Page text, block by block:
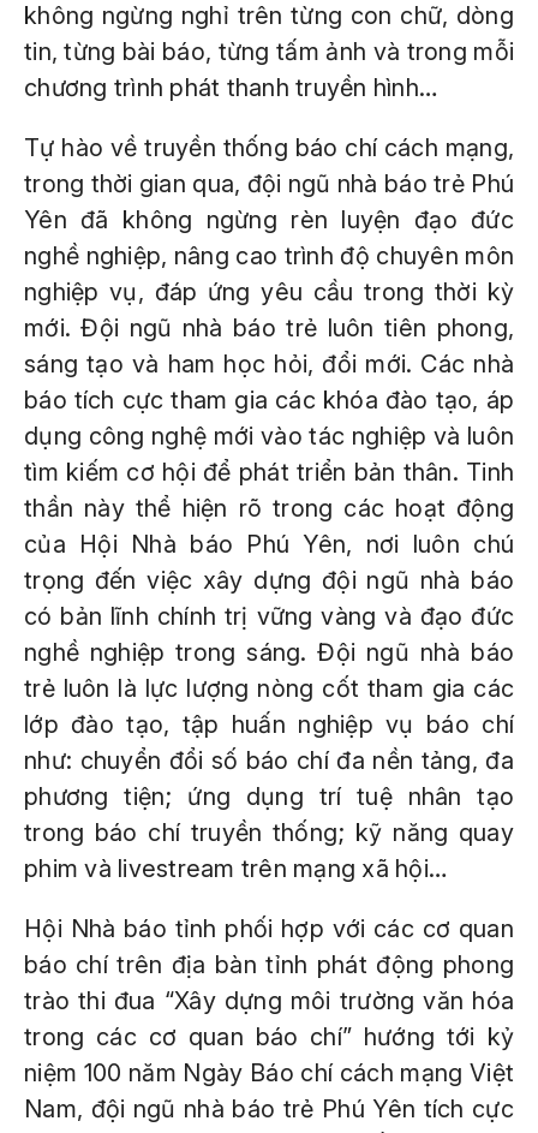
không ngừng nghỉ trên từng con chữ, dòng
tin, từng bài báo, từng tấm ảnh và trong mỗi
chương trình phát thanh truyền hình…
Tự hào về truyền thống báo chí cách mạng,
trong thời gian qua, đội ngũ nhà báo trẻ Phú
Yên đã không ngừng rèn luyện đạo đức
nghề nghiệp, nâng cao trình độ chuyên môn
nghiệp vụ, đáp ứng yêu cầu trong thời kỳ
mới. Đội ngũ nhà báo trẻ luôn tiên phong,
sáng tạo và ham học hỏi, đổi mới. Các nhà
báo tích cực tham gia các khóa đào tạo, áp
dụng công nghệ mới vào tác nghiệp và luôn
tìm kiếm cơ hội để phát triển bản thân. Tinh
thần này thể hiện rõ trong các hoạt động
của Hội Nhà báo Phú Yên, nơi luôn chú
trọng đến việc xây dựng đội ngũ nhà báo
có bản lĩnh chính trị vững vàng và đạo đức
nghề nghiệp trong sáng. Đội ngũ nhà báo
trẻ luôn là lực lượng nòng cốt tham gia các
lớp đào tạo, tập huấn nghiệp vụ báo chí
như: chuyển đổi số báo chí đa nền tảng, đa
phương tiện; ứng dụng trí tuệ nhân tạo
trong báo chí truyền thống; kỹ năng quay
phim và livestream trên mạng xã hội…
Hội Nhà báo tỉnh phối hợp với các cơ quan
báo chí trên địa bàn tỉnh phát động phong
trào thi đua “Xây dựng môi trường văn hóa
trong các cơ quan báo chí” hướng tới kỷ
niệm 100 năm Ngày Báo chí cách mạng Việt
Nam, đội ngũ nhà báo trẻ Phú Yên tích cực